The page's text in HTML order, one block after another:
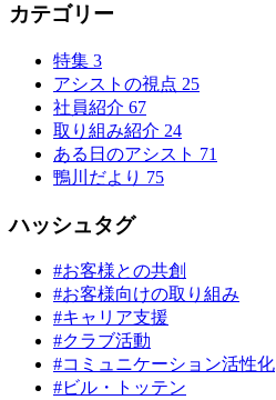
カテゴリー
特集 3
アシストの視点 25
社員紹介 67
取り組み紹介 24
ある日のアシスト 71
鴨川だより 75
ハッシュタグ
#お客様との共創
#お客様向けの取り組み
#キャリア支援
#クラブ活動
#コミュニケーション活性化
#ビル・トッテン